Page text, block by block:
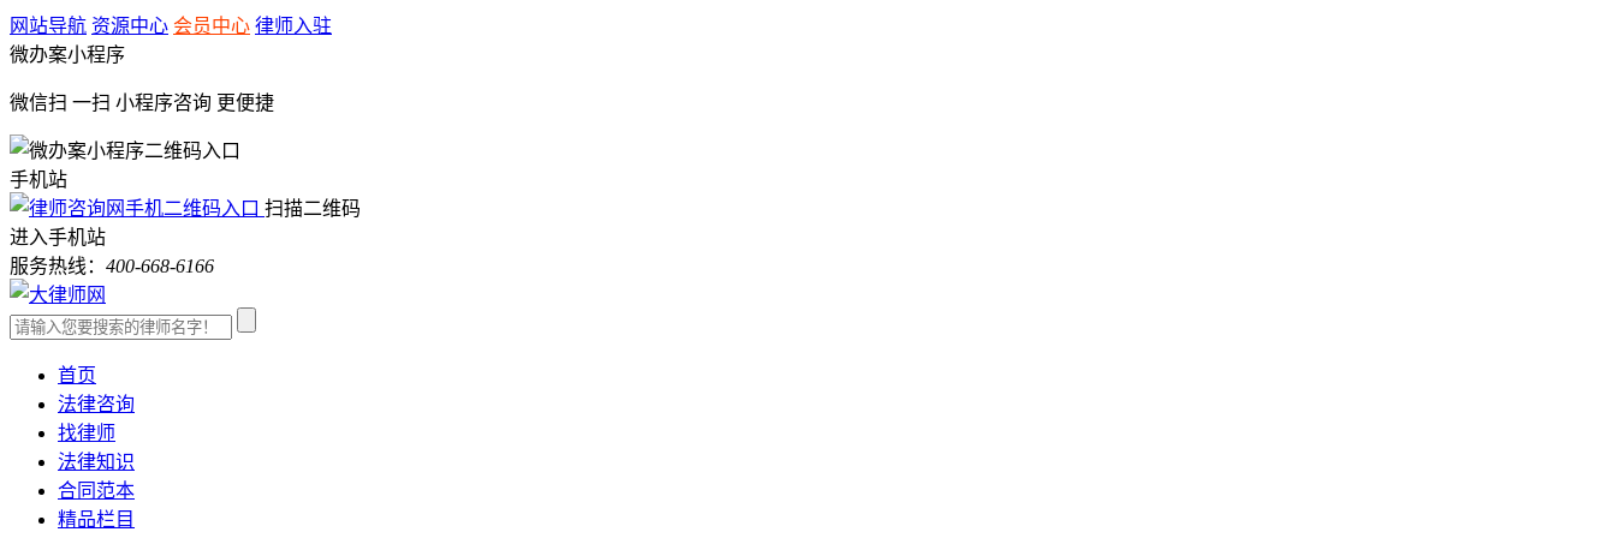
网站导航 资源中心 会员中心 律师入驻
微办案小程序
微信扫 一扫 小程序咨询 更便捷
手机站
扫描二维码
进入手机站
服务热线： 400-668-6166
首页
法律咨询
找律师
法律知识
合同范本
精品栏目